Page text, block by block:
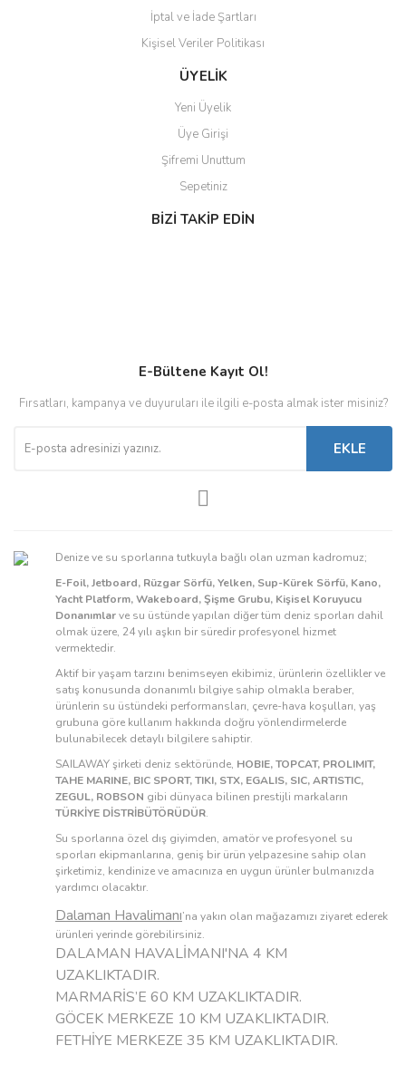
Gönder
İptal ve İade Şartları
Kişisel Veriler Politikası
ÜYELİK
Yeni Üyelik
Üye Girişi
Şifremi Unuttum
Sepetiniz
BİZİ TAKİP EDİN
E-Bültene Kayıt Ol!
Fırsatları, kampanya ve duyuruları ile ilgili e-posta almak ister misiniz?
EKLE
Denize ve su sporlarına tutkuyla bağlı olan uzman kadromuz;
E-Foil, Jetboard, Rüzgar Sörfü, Yelken, Sup-Kürek Sörfü, Kano,
Yacht Platform, Wakeboard, Şişme Grubu, Kişisel Koruyucu
Donanımlarve su üstünde yapılan diğer tüm deniz sporları dahil
olmak üzere, 24 yılı aşkın bir süredir profesyonel hizmet
vermektedir.
Aktif bir yaşam tarzını benimseyen ekibimiz, ürünlerin özellikler ve
satış konusunda donanımlı bilgiye sahip olmakla beraber,
ürünlerin su üstündeki performansları, çevre-hava koşulları, yaş
grubuna göre kullanım hakkında doğru yönlendirmelerde
bulunabilecek detaylı bilgilere sahiptir.
SAILAWAY şirketi deniz sektöründe, HOBIE, TOPCAT, PROLIMIT,
TAHE MARINE, BIC SPORT, TIKI, STX, EGALIS, SIC, ARTISTIC,
ZEGUL, ROBSON gibi dünyaca bilinen prestijli markaların
TÜRKİYE DİSTRİBÜTÖRÜDÜR.
Su sporlarına özel dış giyimden, amatör ve profesyonel su
sporları ekipmanlarına, geniş bir ürün yelpazesine sahip olan
şirketimiz, kendinize ve amacınıza en uygun ürünler bulmanızda
yardımcı olacaktır.
Dalaman Havalimanı’na yakın olan mağazamızı ziyaret ederek
ürünleri yerinde görebilirsiniz.
DALAMAN HAVALİMANI'NA 4 KM
UZAKLIKTADIR.
MARMARİS’E 60 KM UZAKLIKTADIR.
GÖCEK MERKEZE 10 KM UZAKLIKTADIR.
FETHİYE MERKEZE 35 KM UZAKLIKTADIR.